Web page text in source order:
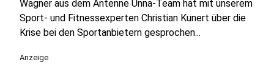
Wagner aus dem Antenne Unna-Team hat mit unserem
Sport- und Fitnessexperten Christian Kunert über die
Krise bei den Sportanbietern gesprochen...
Anzeige